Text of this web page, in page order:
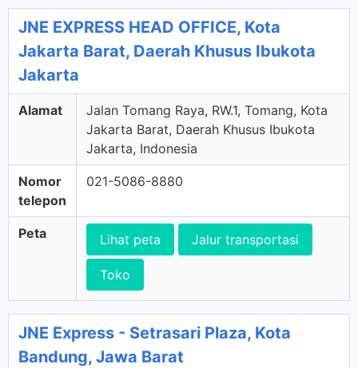
JNE EXPRESS HEAD OFFICE, Kota
Jakarta Barat, Daerah Khusus Ibukota
Jakarta
Alamat
Jalan Tomang Raya, RW.1, Tomang, Kota
Jakarta Barat, Daerah Khusus Ibukota
Jakarta, Indonesia
Nomor
telepon
021-5086-8880
Peta Lihat peta Jalur transportasi
Toko
JNE Express - Setrasari Plaza, Kota
Bandung, Jawa Barat